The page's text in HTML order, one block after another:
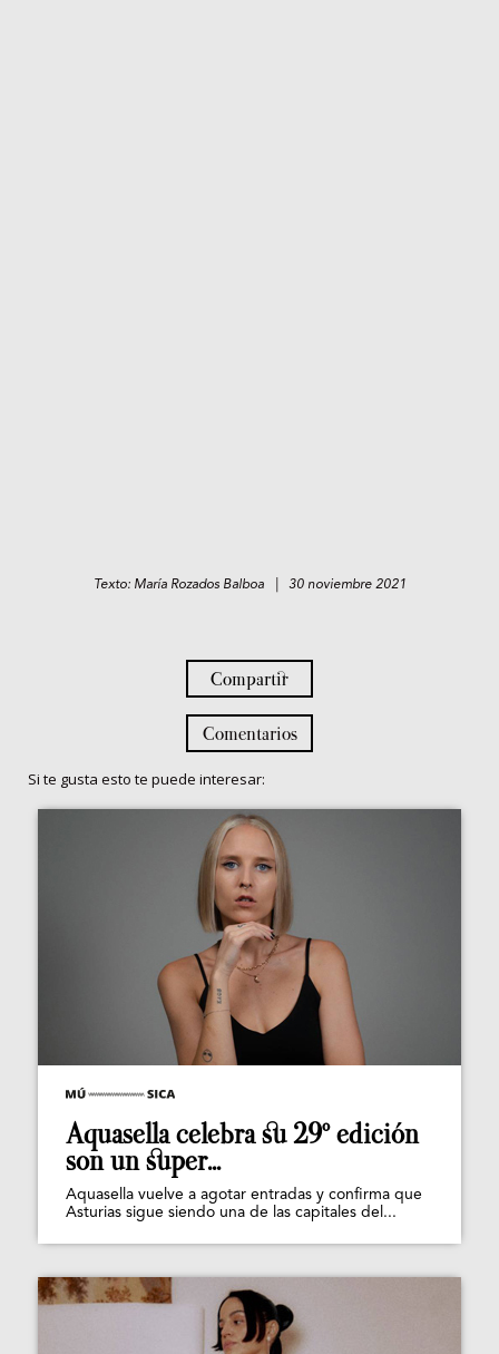
Texto: María Rozados Balboa | 30 noviembre 2021
Compartir
Comentarios
Si te gusta esto te puede interesar:
Aquasella celebra su 29º edición
son un super...
Aquasella vuelve a agotar entradas y confirma que
Asturias sigue siendo una de las capitales del...